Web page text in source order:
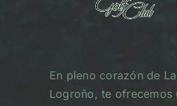
En pleno corazón de
Logroño, te